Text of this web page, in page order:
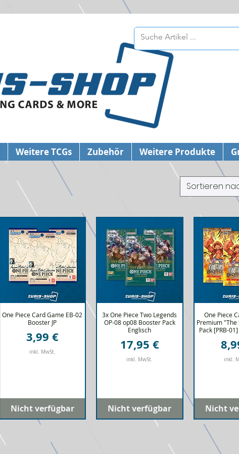
Weitere TCGs Zubehör Weitere Produkte
Sortieren
Schnellansicht
One Piece Card Game EB-02
Booster JP
Preis
3,99 €
inkl. MwSt.
Nicht verfügbar
Schnellansicht
3x One Piece Two Legends
OP-08 op08 Booster Pack
Englisch
Preis
17,95 €
inkl. MwSt.
Nicht verfügbar
One Piece
Premium
Pack [PRB-
inkl.
Nicht